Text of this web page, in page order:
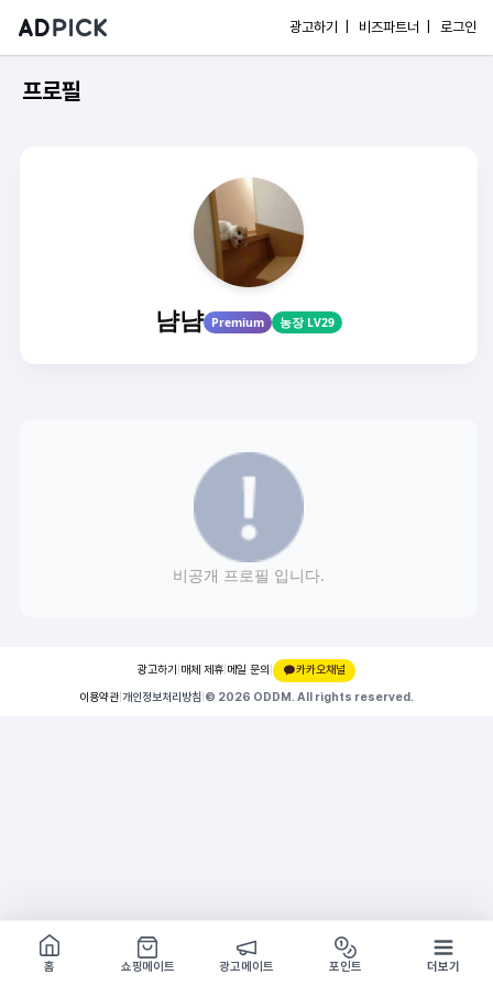
광고하기 | 비즈파트너 | 로그인
프로필
냠냠 Premium 농장 LV29
비공개 프로필 입니다.
광고하기 매체 제휴 메일 문의 |
카카오채널
이용약관 개인정보처리방침 © 2026 ODDM. All rights reserved.
쇼핑몰 구경하기
방문시 1G
홈
쇼핑메이트 광고메이트 포인트 더보기